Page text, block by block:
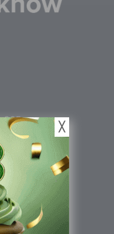
305.
╳